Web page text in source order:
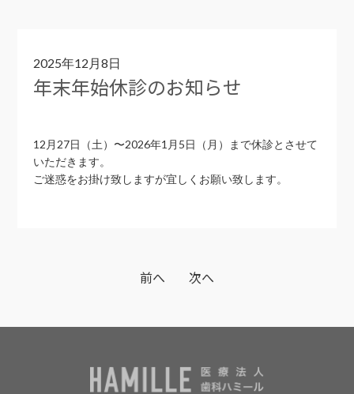
2025年12月8日
年末年始休診のお知らせ
12月27日（土）〜2026年1月5日（月）まで休診とさせて
いただきます。
ご迷惑をお掛け致しますが宜しくお願い致します。
前へ 次へ